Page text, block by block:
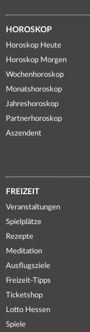
HOROSKOP
Horoskop Heute
Horoskop Morgen
Wochenhoroskop
Monatshoroskop
Jahreshoroskop
Partnerhoroskop
Aszendent
FREIZEIT
Veranstaltungen
Spielplätze
Rezepte
Meditation
Ausflugsziele
Freizeit-Tipps
Ticketshop
Lotto Hessen
Spiele